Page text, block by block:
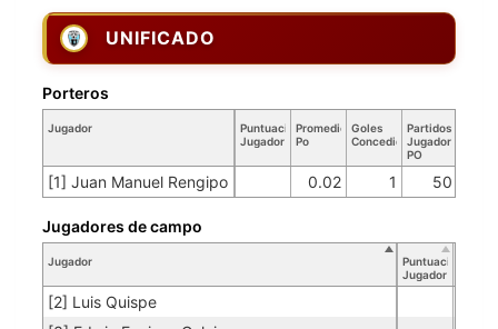
UNIFICADO
Jugador
Puntuación
Jugador
Promedio
Po
Goles
Concedidos
Partidos
Jugador
PO
[1] Juan Manuel Rengipo 0.02 1 50
Porteros
Jugador
Puntuación
Jugador
[2] Luis Quispe
Jugadores de campo